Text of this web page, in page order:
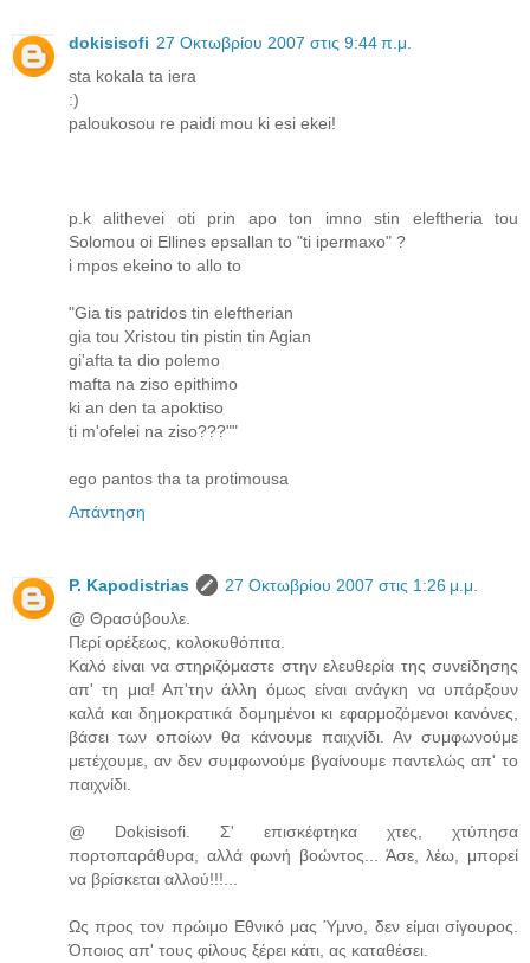
dokisisofi 27 Οκτωβρίου 2007 στις 9:44 π.μ.
sta kokala ta iera
:)
paloukosou re paidi mou ki esi ekei!
p.k alithevei oti prin apo ton imno stin eleftheria tou
Solomou oi Ellines epsallan to "ti ipermaxo" ?
i mpos ekeino to allo to
"Gia tis patridos tin eleftherian
gia tou Xristou tin pistin tin Agian
gi'afta ta dio polemo
mafta na ziso epithimo
ki an den ta apoktiso
ti m'ofelei na ziso???""
ego pantos tha ta protimousa
Απάντηση
P. Kapodistrias
27 Οκτωβρίου 2007 στις 1:26 μ.μ.
@ Θρασύβουλε.
Περί ορέξεως, κολοκυθόπιτα.
Καλό είναι να στηριζόμαστε στην ελευθερία της συνείδησης
απ' τη μια! Απ'την άλλη όμως είναι ανάγκη να υπάρξουν
καλά και δημοκρατικά δομημένοι κι εφαρμοζόμενοι κανόνες,
βάσει των οποίων θα κάνουμε παιχνίδι. Αν συμφωνούμε
μετέχουμε, αν δεν συμφωνούμε βγαίνουμε παντελώς απ' το
παιχνίδι.
@ Dokisisofi. Σ' επισκέφτηκα χτες, χτύπησα
πορτοπαράθυρα, αλλά φωνή βοώντος... Άσε, λέω, μπορεί
να βρίσκεται αλλού!!!...
Ως προς τον πρώιμο Εθνικό μας Ύμνο, δεν είμαι σίγουρος.
Όποιος απ' τους φίλους ξέρει κάτι, ας καταθέσει.